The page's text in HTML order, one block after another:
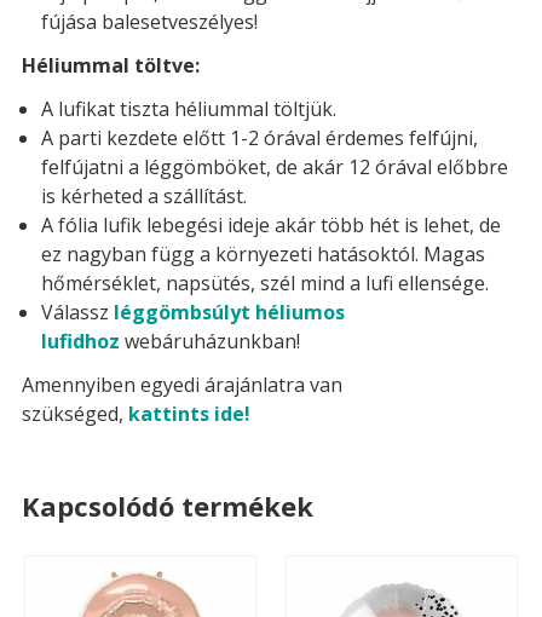
fújása balesetveszélyes!
Héliummal töltve:
A lufikat tiszta héliummal töltjük.
A parti kezdete előtt 1-2 órával érdemes felfújni,
felfújatni a léggömböket, de akár 12 órával előbbre
is kérheted a szállítást.
A fólia lufik lebegési ideje akár több hét is lehet, de
ez nagyban függ a környezeti hatásoktól. Magas
hőmérséklet, napsütés, szél mind a lufi ellensége.
Válassz léggömbsúlyt héliumos
lufidhoz webáruházunkban!
Amennyiben egyedi árajánlatra van
szükséged, kattints ide!
Kapcsolódó termékek